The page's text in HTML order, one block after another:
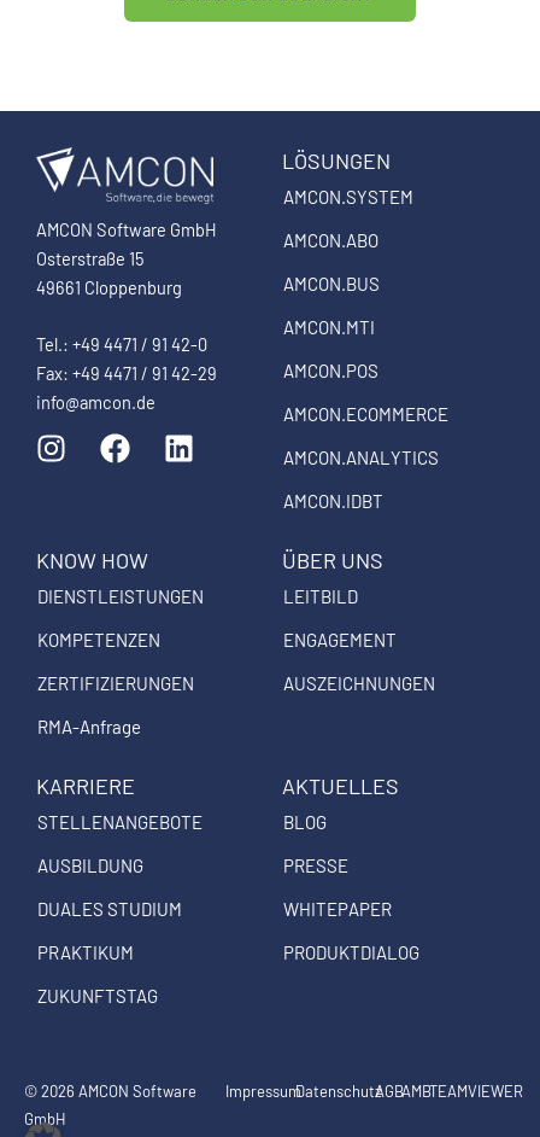
AMCON Software GmbH
Osterstraße 15
49661 Cloppenburg
Tel.: +49 4471 / 91 42-0
Fax: +49 4471 / 91 42-29
info@amcon.de
I
n
a
g
r
a
m
F
a
b
o
o
k
L
i
d
i
LÖSUNGEN
AMCON.SYSTEM
AMCON.ABO
AMCON.BUS
AMCON.MTI
AMCON.POS
AMCON.ECOMMERCE
AMCON.ANALYTICS
AMCON.IDBT
KNOW HOW
DIENSTLEISTUNGEN
KOMPETENZEN
ZERTIFIZIERUNGEN
RMA-Anfrage
ÜBER UNS
LEITBILD
ENGAGEMENT
AUSZEICHNUNGEN
KARRIERE
STELLENANGEBOTE
AUSBILDUNG
DUALES STUDIUM
PRAKTIKUM
ZUKUNFTSTAG
AKTUELLES
BLOG
PRESSE
WHITEPAPER
PRODUKTDIALOG
© 2026 AMCON Software
GmbH
ImpressumDatenschutzAGBAMBTEAMVIEWER